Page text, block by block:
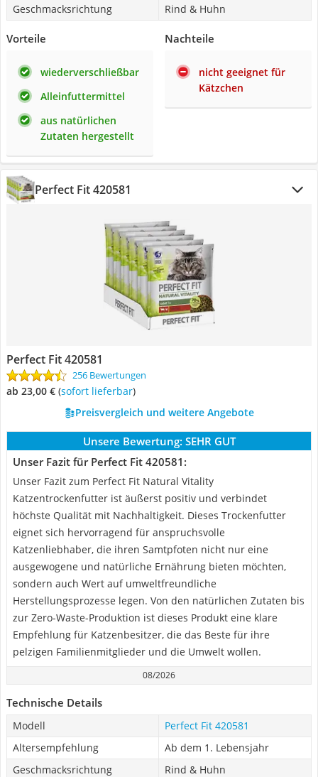
Geschmacksrichtung
Rind & Huhn
Vorteile
wiederverschließbar
Alleinfuttermittel
aus natürlichen
Zutaten hergestellt
Nachteile
nicht geeignet für
Kätzchen
Perfect Fit 420581
Perfect Fit 420581
256 Bewertungen
ab 23,00 € ( Sofort lieferbar)
Preisvergleich und weitere Angebote
Unsere Bewertung: SEHR GUT
Unser Fazit für Perfect Fit 420581:
Unser Fazit zum Perfect Fit Natural Vitality
Katzentrockenfutter ist äußerst positiv und verbindet
höchste Qualität mit Nachhaltigkeit. Dieses Trockenfutter
eignet sich hervorragend für anspruchsvolle
Katzenliebhaber, die ihren Samtpfoten nicht nur eine
ausgewogene und natürliche Ernährung bieten möchten,
sondern auch Wert auf umweltfreundliche
Herstellungsprozesse legen. Von den natürlichen Zutaten bis
zur Zero-Waste-Produktion ist dieses Produkt eine klare
Empfehlung für Katzenbesitzer, die das Beste für ihre
pelzigen Familienmitglieder und die Umwelt wollen.
08/2026
Technische Details
Modell
Perfect Fit 420581
Altersempfehlung
Ab dem 1. Lebensjahr
Geschmacksrichtung
Rind & Huhn